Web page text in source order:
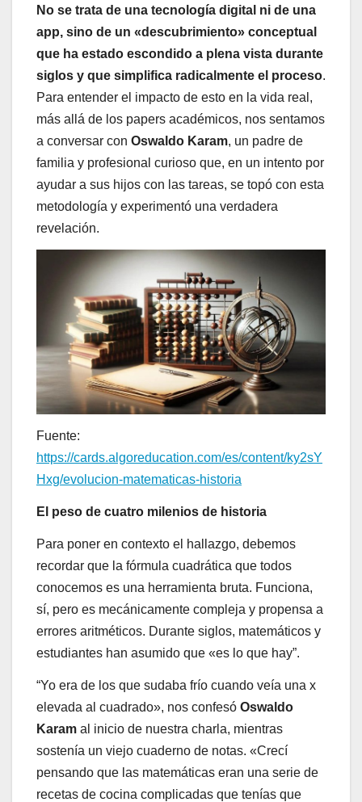
No se trata de una tecnología digital ni de una
app, sino de un «descubrimiento» conceptual
que ha estado escondido a plena vista durante
siglos y que simplifica radicalmente el proceso.
Para entender el impacto de esto en la vida real,
más allá de los papers académicos, nos sentamos
a conversar con Oswaldo Karam, un padre de
familia y profesional curioso que, en un intento por
ayudar a sus hijos con las tareas, se topó con esta
metodología y experimentó una verdadera
revelación.
Fuente:
https://cards.algoreducation.com/es/content/ky2sY
Hxg/evolucion-matematicas-historia
El peso de cuatro milenios de historia
Para poner en contexto el hallazgo, debemos
recordar que la fórmula cuadrática que todos
conocemos es una herramienta bruta. Funciona,
sí, pero es mecánicamente compleja y propensa a
errores aritméticos. Durante siglos, matemáticos y
estudiantes han asumido que «es lo que hay”.
“Yo era de los que sudaba frío cuando veía una x
elevada al cuadrado», nos confesó Oswaldo
Karam al inicio de nuestra charla, mientras
sostenía un viejo cuaderno de notas. «Crecí
pensando que las matemáticas eran una serie de
recetas de cocina complicadas que tenías que